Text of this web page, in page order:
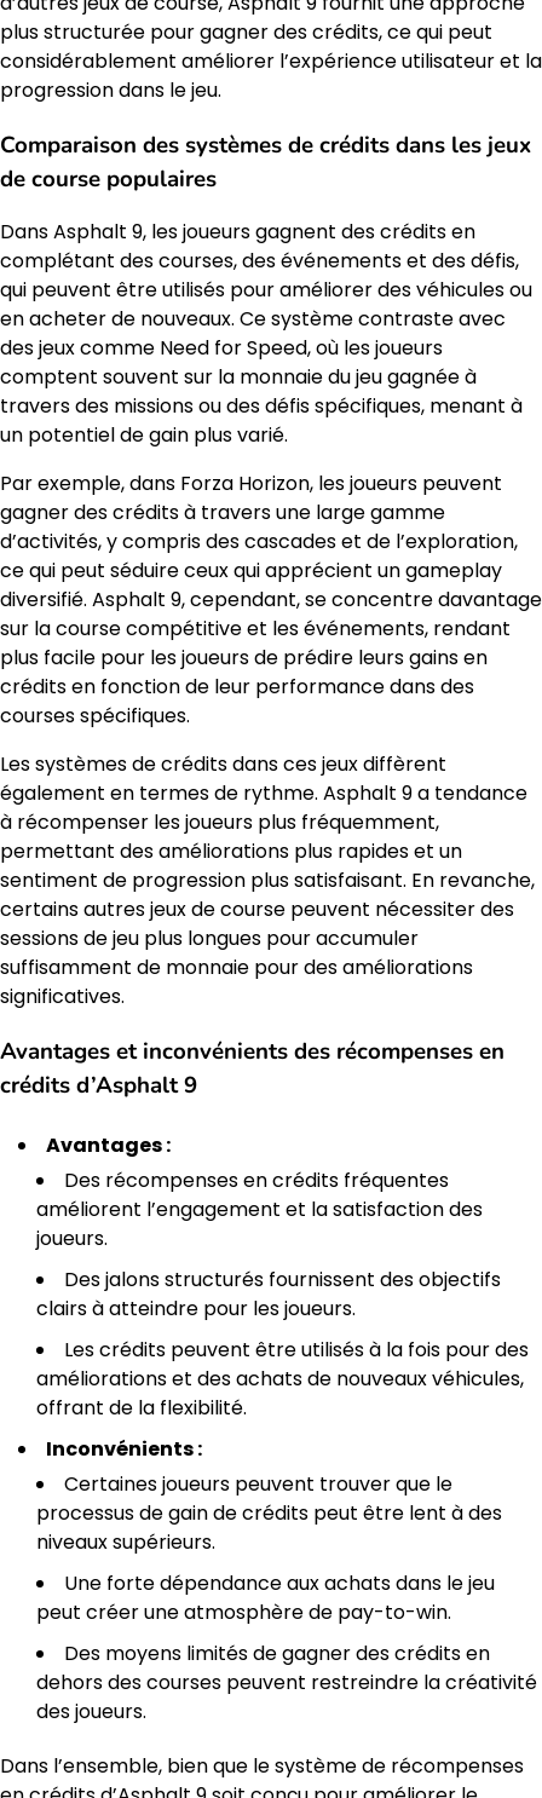
plus structurée pour gagner des crédits, ce qui peut
considérablement améliorer l’expérience utilisateur et la
progression dans le jeu.
Comparaison des systèmes de crédits dans les jeux
de course populaires
Dans Asphalt 9, les joueurs gagnent des crédits en
complétant des courses, des événements et des défis,
qui peuvent être utilisés pour améliorer des véhicules ou
en acheter de nouveaux. Ce système contraste avec
des jeux comme Need for Speed, où les joueurs
comptent souvent sur la monnaie du jeu gagnée à
travers des missions ou des défis spécifiques, menant à
un potentiel de gain plus varié.
Par exemple, dans Forza Horizon, les joueurs peuvent
gagner des crédits à travers une large gamme
d’activités, y compris des cascades et de l’exploration,
ce qui peut séduire ceux qui apprécient un gameplay
diversifié. Asphalt 9, cependant, se concentre davantage
sur la course compétitive et les événements, rendant
plus facile pour les joueurs de prédire leurs gains en
crédits en fonction de leur performance dans des
courses spécifiques.
Les systèmes de crédits dans ces jeux diffèrent
également en termes de rythme. Asphalt 9 a tendance
à récompenser les joueurs plus fréquemment,
permettant des améliorations plus rapides et un
sentiment de progression plus satisfaisant. En revanche,
certains autres jeux de course peuvent nécessiter des
sessions de jeu plus longues pour accumuler
suffisamment de monnaie pour des améliorations
significatives.
Avantages et inconvénients des récompenses en
crédits d’Asphalt 9
Avantages :
Des récompenses en crédits fréquentes
améliorent l’engagement et la satisfaction des
joueurs.
Des jalons structurés fournissent des objectifs
clairs à atteindre pour les joueurs.
Les crédits peuvent être utilisés à la fois pour des
améliorations et des achats de nouveaux véhicules,
offrant de la flexibilité.
Inconvénients :
Certaines joueurs peuvent trouver que le
processus de gain de crédits peut être lent à des
niveaux supérieurs.
Une forte dépendance aux achats dans le jeu
peut créer une atmosphère de pay-to-win.
Des moyens limités de gagner des crédits en
dehors des courses peuvent restreindre la créativité
des joueurs.
Dans l’ensemble, bien que le système de récompenses